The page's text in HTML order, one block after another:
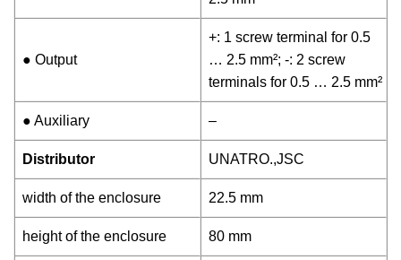
● Output
+: 1 screw terminal for 0.5
… 2.5 mm²; -: 2 screw
terminals for 0.5 … 2.5 mm²
● Auxiliary –
Distributor UNATRO.,JSC
width of the enclosure 22.5 mm
height of the enclosure 80 mm